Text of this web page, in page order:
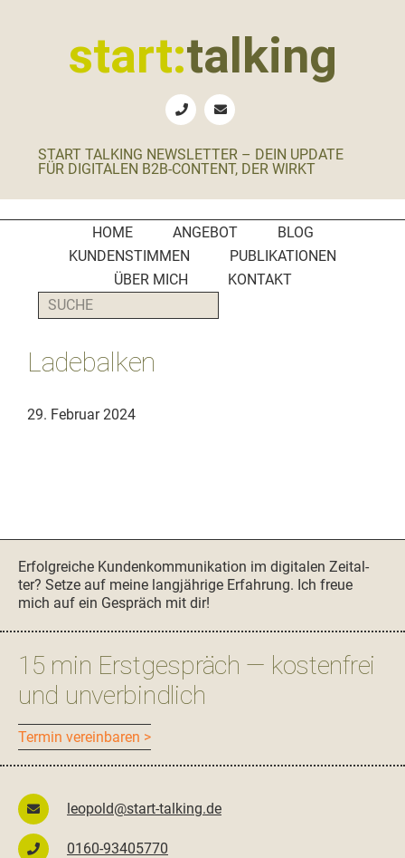
start:talking
B2B-
Social
Media
Manager
PR-
Agenturen
START TALKING NEWSLETTER – DEIN UPDATE
FÜR DIGITALEN B2B-CONTENT, DER WIRKT
HOME ANGEBOT
BLOG
KUNDENSTIMMEN
PUBLIKATIONEN
ÜBER MICH
KONTAKT
SUCHE
Ladebalken
29. Februar 2024
Erfol­gre­iche Kun­denkom­mu­nika­tion im dig­i­tal­en Zeital­
ter? Set­ze auf meine langjährige Erfahrung. Ich freue
mich auf ein Gespräch mit dir!
15 min Erstgespräch — kostenfrei
und unverbindlich
Ter­min vereinbaren >
leopold@start-talking.de
0160-93405770